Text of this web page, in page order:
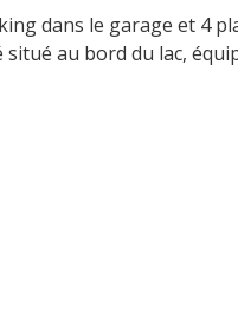
dans le garage et 4
au bord du lac,